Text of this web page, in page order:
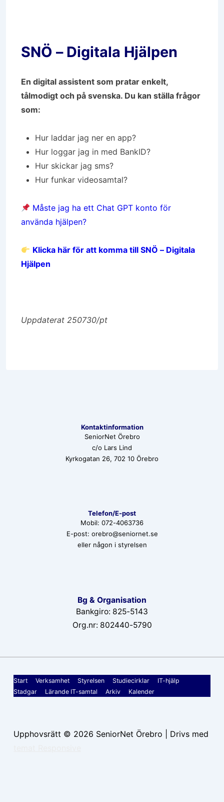
SNÖ – Digitala Hjälpen
En digital assistent som pratar enkelt,
tålmodigt och på svenska. Du kan ställa frågor
som:
Hur laddar jag ner en app?
Hur loggar jag in med BankID?
Hur skickar jag sms?
Hur funkar videosamtal?
Måste jag ha ett Chat GPT konto för
använda hjälpen?
Klicka här för att komma till SNÖ – Digitala
Hjälpen
Uppdaterat 250730/pt
Kontaktinformation
SeniorNet Örebro
c/o Lars Lind
Kyrkogatan 26, 702 10 Örebro
Telefon/E-post
Mobil: 072-4063736
E-post: orebro@seniornet.se
eller någon i styrelsen
Bg & Organisation
Bankgiro: 825-5143
Org.nr: 802440-5790
Sidfotsmeny
Start Verksamhet Styrelsen Studiecirklar
IT-hjälp
Stadgar
Lärande IT-samtal Arkiv Kalender
Upphovsrätt © 2026 SeniorNet Örebro
| Drivs med